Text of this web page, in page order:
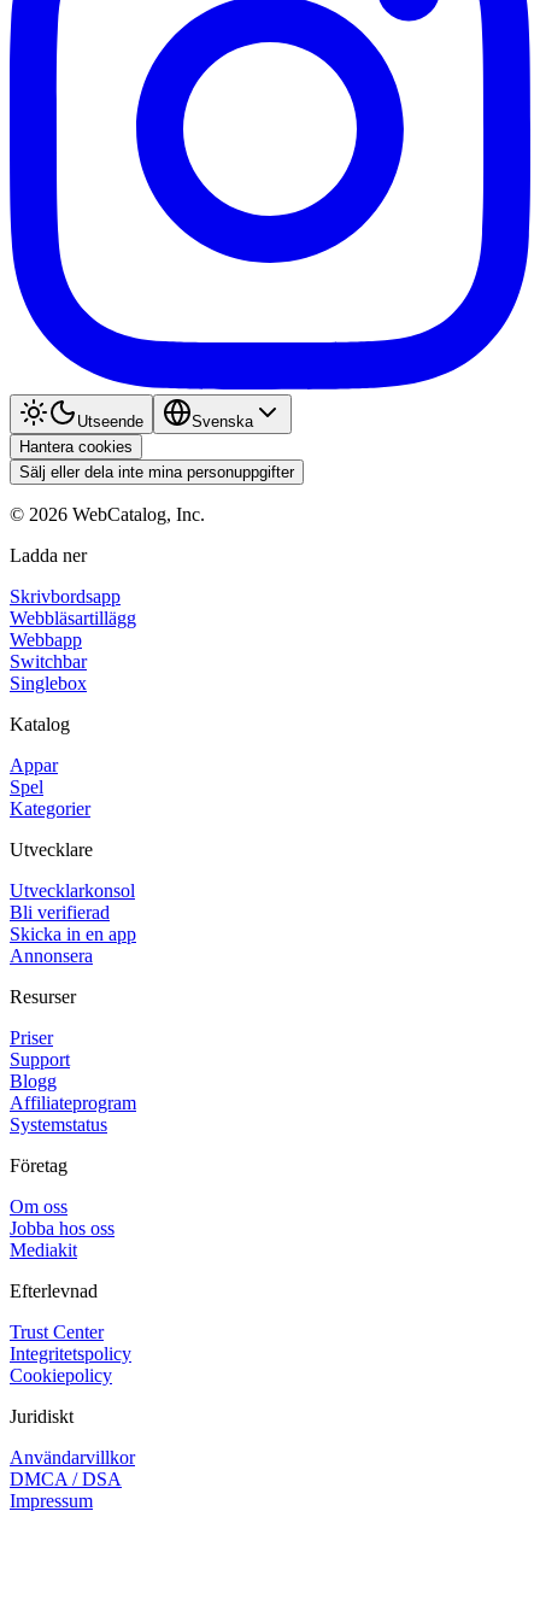
Utseende
Svenska
Hantera cookies
Sälj eller dela inte mina personuppgifter
© 2026 WebCatalog, Inc.
Ladda ner
Skrivbordsapp
Webbläsartillägg
Webbapp
Switchbar
Singlebox
Katalog
Appar
Spel
Kategorier
Utvecklare
Utvecklarkonsol
Bli verifierad
Skicka in en app
Annonsera
Resurser
Priser
Support
Blogg
Affiliateprogram
Systemstatus
Företag
Om oss
Jobba hos oss
Mediakit
Efterlevnad
Trust Center
Integritetspolicy
Cookiepolicy
Juridiskt
Användarvillkor
DMCA / DSA
Impressum